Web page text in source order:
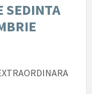
SEDINTA